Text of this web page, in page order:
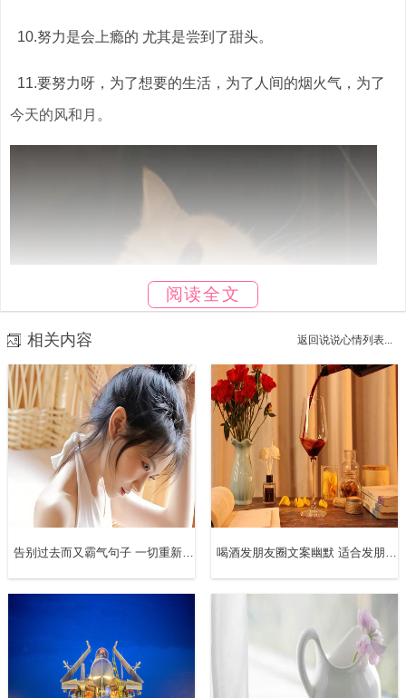
10.努力是会上瘾的 尤其是尝到了甜头。
11.要努力呀，为了想要的生活，为了人间的烟火气，为了
今天的风和月。
12.难熬的日子总会过去，不信你回头看自己一路走过路，
都会让人变得愈发坚强，生活嘛，一半是回忆，一半是继
13.三年了，回首过去再回首这三年的日子。难熬的日子总
会过去，谷底了往后的每一步都是往上走。
14.难熬的日子总会过去，回头看看，已经不知不觉熬过很
阅读全文
相关内容 返回说说心情列表...